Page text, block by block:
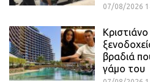
07/08/2026
βραδιά
γάμο του